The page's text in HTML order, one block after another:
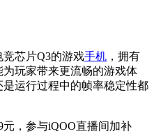
芯片Q3的游戏手机 ，拥有
为玩家带来更流畅的游戏体
运行过程中的帧率稳定性都
，参与iQOO直播间加补